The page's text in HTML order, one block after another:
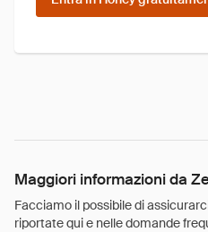
Maggiori informazioni da
Facciamo il possibile di
riportate qui e nelle domande